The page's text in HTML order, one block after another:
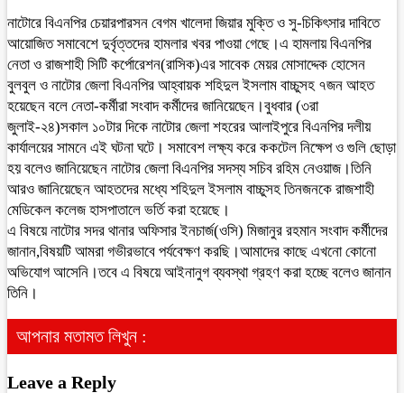
নাটোরে বিএনপির চেয়ারপারসন বেগম খালেদা জিয়ার মুক্তি ও সু-চিকিৎসার দাবিতে
আয়োজিত সমাবেশে দুর্বৃত্তদের হামলার খবর পাওয়া গেছে।এ হামলায় বিএনপির
নেতা ও রাজশাহী সিটি কর্পোরেশন(রাসিক)এর সাবেক মেয়র মোসাদ্দেক হোসেন
বুলবুল ও নাটোর জেলা বিএনপির আহ্বায়ক শহিদুল ইসলাম বাচ্চুসহ ৭জন আহত
হয়েছেন বলে নেতা-কর্মীরা সংবাদ কর্মীদের জানিয়েছেন।বুধবার (৩রা
জুলাই-২৪)সকাল ১০টার দিকে নাটোর জেলা শহরের আলাইপুরে বিএনপির দলীয়
কার্যালয়ের সামনে এই ঘটনা ঘটে। সমাবেশ লক্ষ্য করে ককটেল নিক্ষেপ ও গুলি ছোড়া
হয় বলেও জানিয়েছেন নাটোর জেলা বিএনপির সদস্য সচিব রহিম নেওয়াজ।তিনি
আরও জানিয়েছেন আহতদের মধ্যে শহিদুল ইসলাম বাচ্চুসহ তিনজনকে রাজশাহী
মেডিকেল কলেজ হাসপাতালে ভর্তি করা হয়েছে।
এ বিষয়ে নাটোর সদর থানার অফিসার ইনচার্জ(ওসি) মিজানুর রহমান সংবাদ কর্মীদের
জানান,বিষয়টি আমরা গভীরভাবে পর্যবেক্ষণ করছি।আমাদের কাছে এখনো কোনো
অভিযোগ আসেনি।তবে এ বিষয়ে আইনানুগ ব্যবস্থা গ্রহণ করা হচ্ছে বলেও জানান
তিনি।
আপনার মতামত লিখুন :
Leave a Reply